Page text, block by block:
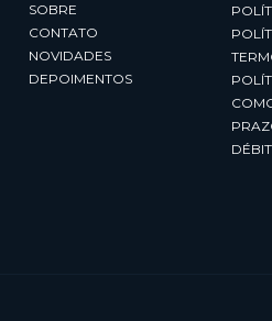
SOBRE
CONTATO
NOVIDADES
DEPOIMENTOS